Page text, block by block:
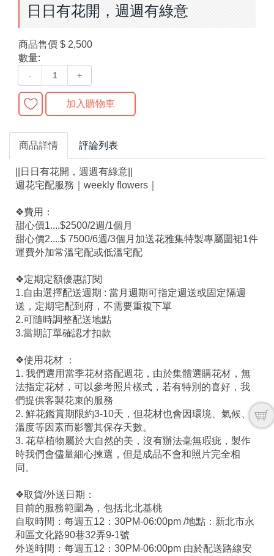
日日有花開，週週有綠意
商品售價 $ 2,500
數量:
- +
加入購物車
商品詳情 評論列表
||日日有花開，週週有綠意||
週花宅配服務｜weekly flowers｜
❖費用：
甜心價1....$2500/2週/1個月
甜心價2....$ 7500/6週/3個月加送花雅集特製專屬圍裙1件
運費外加常溫宅配或低溫宅配
❖定期定額優惠訂閱
1.自由選擇配送週期 : 當月週期可指定週送或固定隔週
送，定期宅配到府，不需要重複下單
2.可隨時調整配送地點
3.當期訂單確認才扣款
❖使用花材 ：
1. 我們選用當季花材搭配週花，由於集體選購花材，無
法指定花材，可以參考照片樣式，若有特別的喜好，我
們提供客製花束的服務
2. 鮮花鑑賞期限約3-10天，但花材也會因環境、氣候、
溫度等因素而影響其保存天數。
3. 花草植物屬於大自然的美，沒有辦法毫無瑕疵，製作
時我們會儘量細心揀選，但是成品不會和照片完全相
同。
❖取貨/外送日期：
目前的服務範圍為，包括北北基桃
自取時間：每週五12：30PM-06:00pm /地點：新北市永
和區文化路90巷32弄9-1號
外送時間：每週五12：30PM-06:00pm 由於配送路線安